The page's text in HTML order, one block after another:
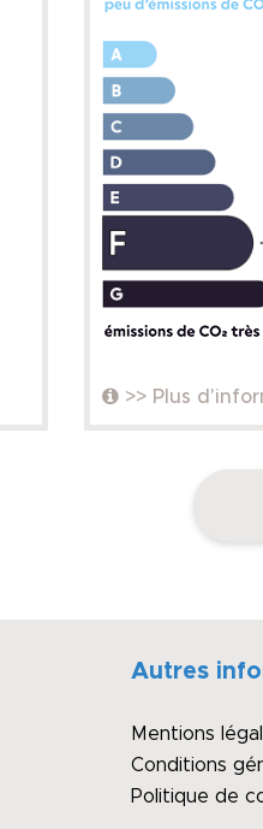
>> Plus
Autres
Mentions
Conditions
Politique de